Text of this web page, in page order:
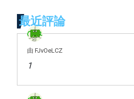
最近評論
由 FJvOeLCZ
1